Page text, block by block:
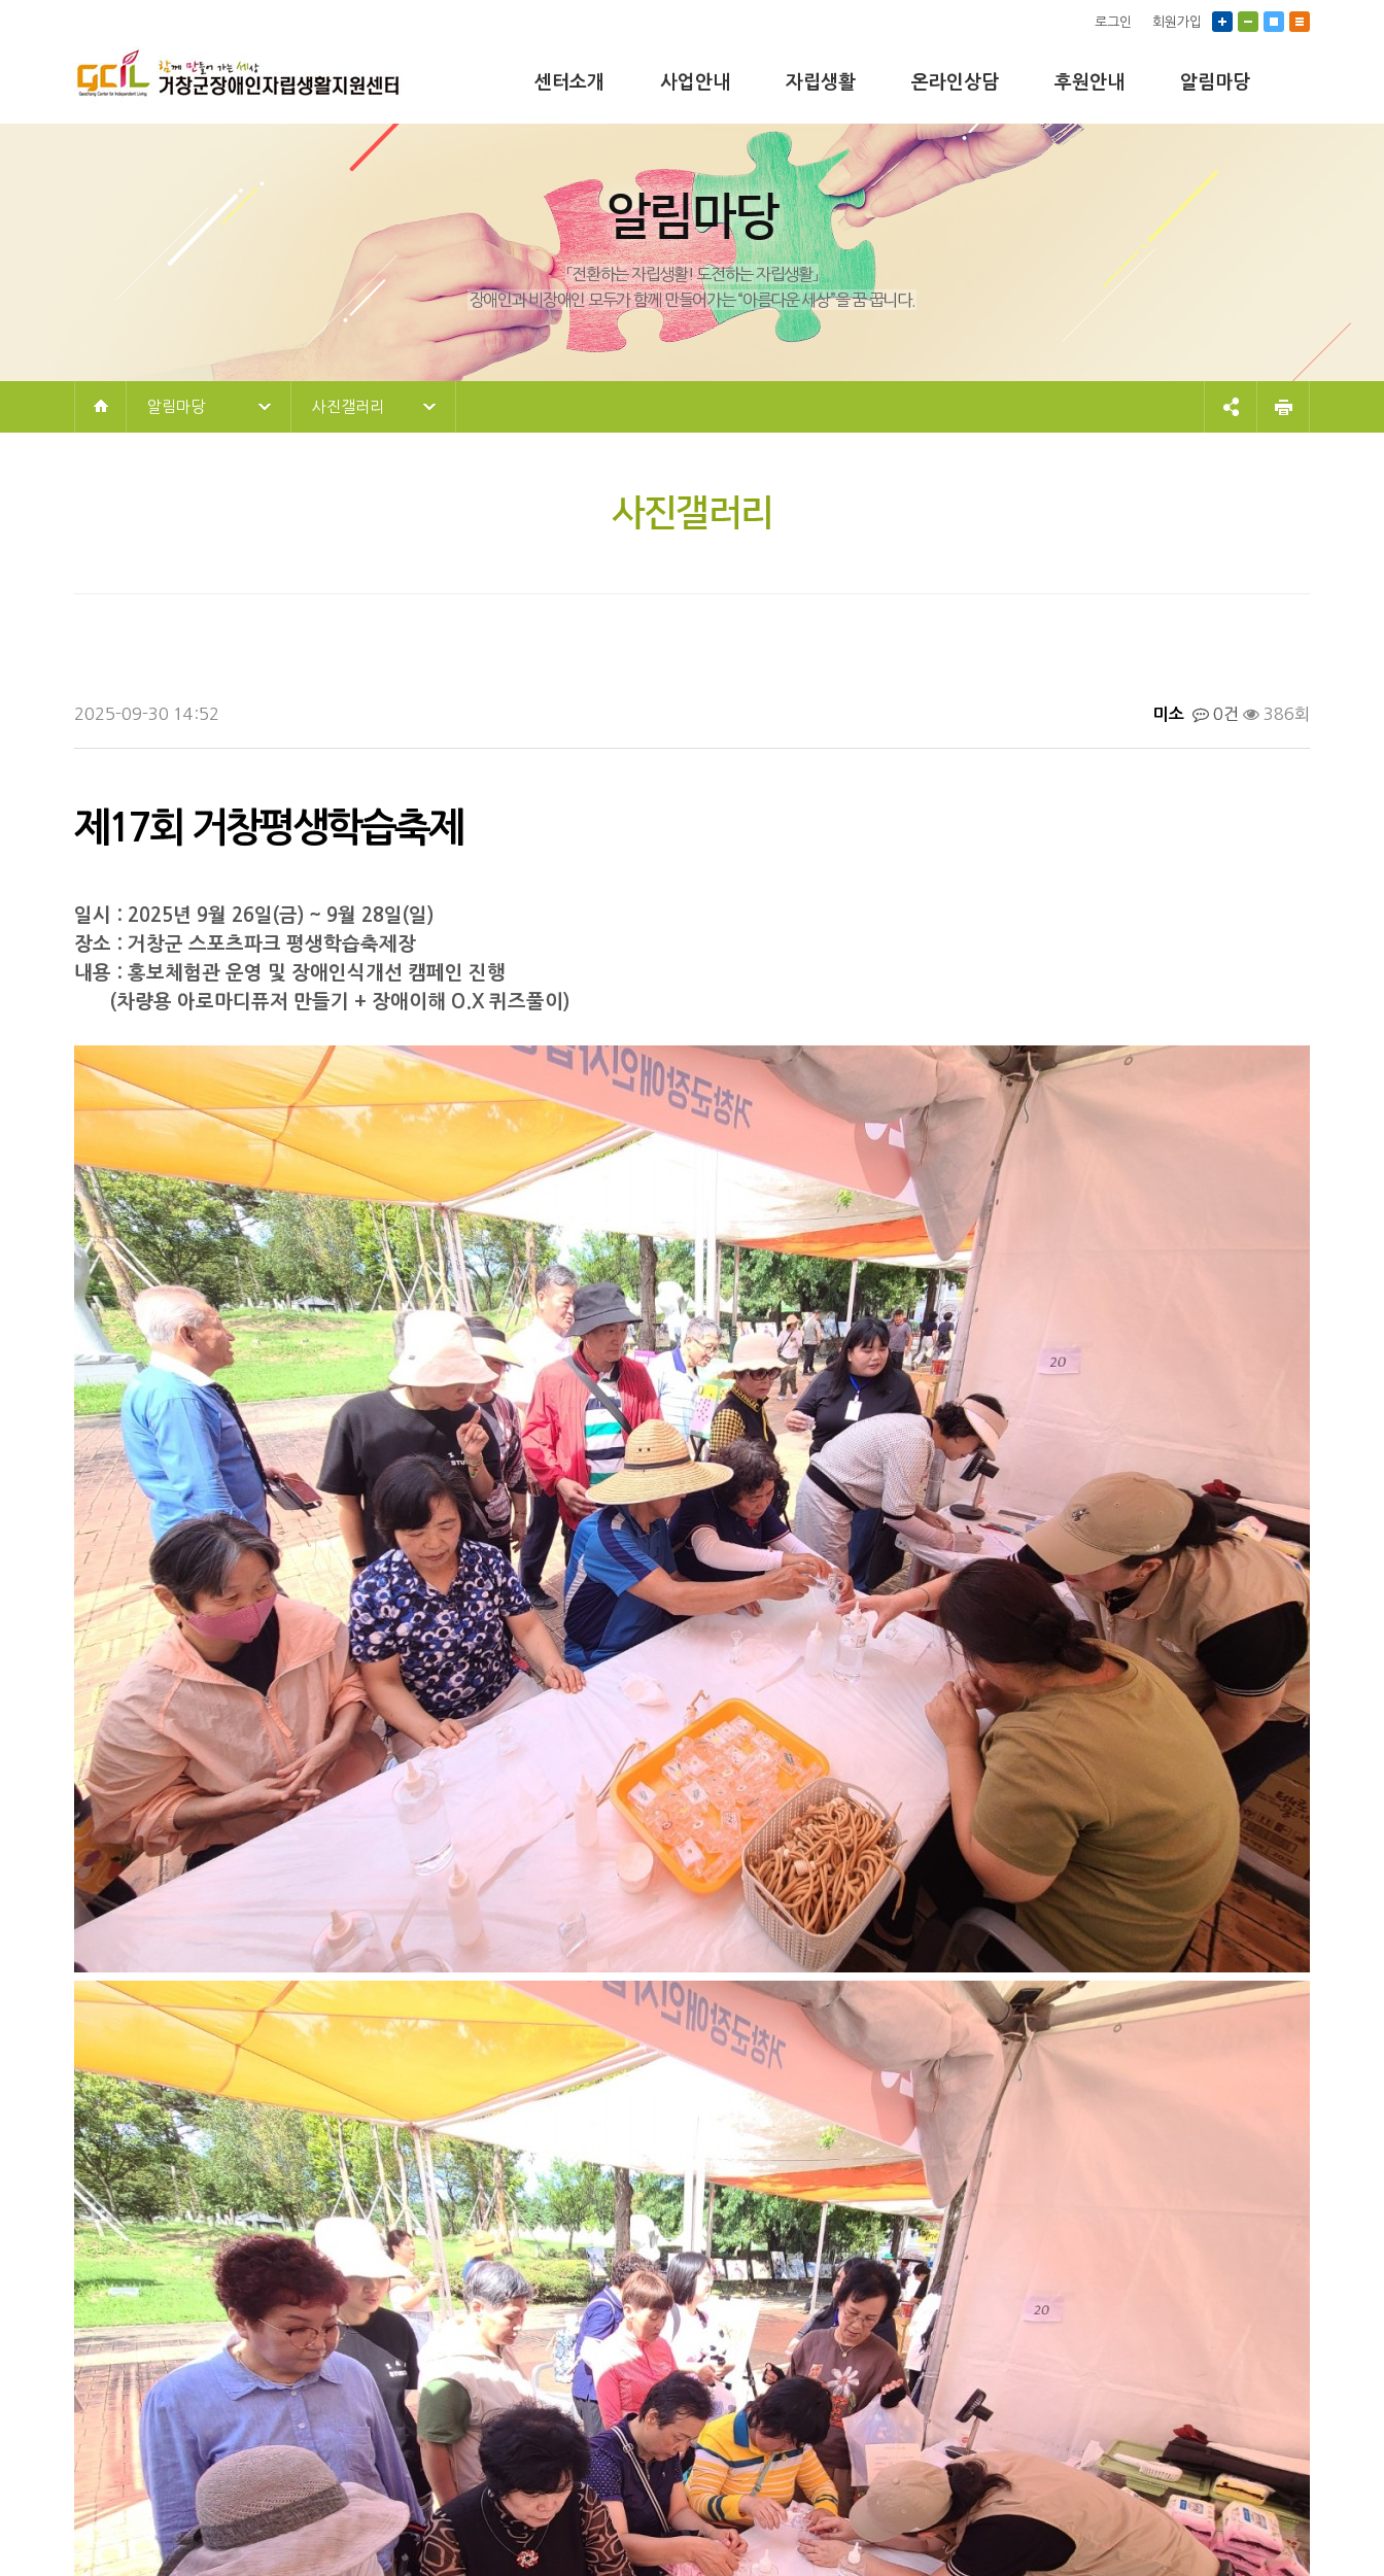
로그인 회원가입
센터소개 사업안내 자립생활 온라인상담 후원안내 알림마당
알림마당
「전환하는 자립생활! 도전하는 자립생활」
장애인과 비장애인 모두가 함께 만들어가는 “아름다운 세상”을 꿈 꿉니다.
알림마당 사진갤러리
사진갤러리
2025-09-30 14:52 미소 0건 386회
제17회 거창평생학습축제
일시 : 2025년 9월 26일(금) ~ 9월 28일(일)
장소 : 거창군 스포츠파크 평생학습축제장
내용 : 홍보체험관 운영 및 장애인식개선 캠페인 진행
(차량용 아로마디퓨저 만들기 + 장애이해 O.X 퀴즈풀이)